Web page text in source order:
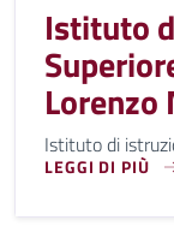
Istituto
Istituto di
LEGGI DI PIÙ
ISTITUTO DI